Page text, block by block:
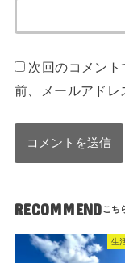
次回のコメン
前、メールアドレ
RECOMMEND
生